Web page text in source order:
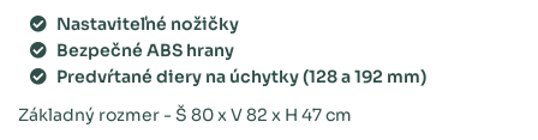
Nastaviteľné nožičky
Bezpečné ABS hrany
Predvŕtané diery na úchytky (128 a 192 mm)
Základný rozmer - Š 80 x V 82 x H 47 cm